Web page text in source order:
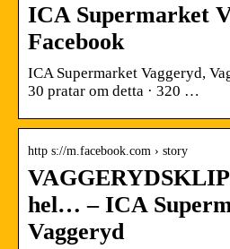
ICA Supermarket
Facebook
ICA Supermarket Vaggeryd,
30 pratar om detta · 320 …
http s://m.facebook.com › story
hel… – ICA
Vaggeryd